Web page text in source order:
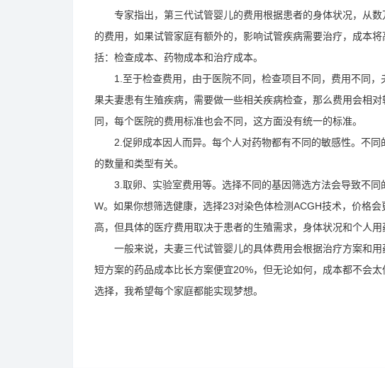
专家指出，第三代试管婴儿的费用根据患者的身体状况，从数
的费用，如果试管家庭有额外的，影响试管疾病需要治疗，成本
括：检查成本、药物成本和治疗成本。
1.至于检查费用，由于医院不同，检查项目不同，费用不同，
果夫妻患有生殖疾病，需要做一些相关疾病检查，那么费用会相
同，每个医院的费用标准也会不同，这方面没有统一的标准。
2.促卵成本因人而异。每个人对药物都有不同的敏感性。不同
的数量和类型有关。
3.取卵、实验室费用等。选择不同的基因筛选方法会导致不同
W。如果你想筛选健康，选择23对染色体检测ACGH技术，价格
高，但具体的医疗费用取决于患者的生殖需求，身体状况和个人用
一般来说，夫妻三代试管婴儿的具体费用会根据治疗方案和用
短方案的药品成本比长方案便宜20%，但无论如何，成本都不会
选择，我希望每个家庭都能实现梦想。